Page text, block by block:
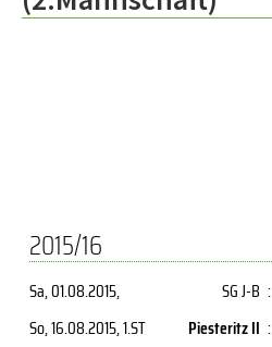
2015/16
Sa, 01.08.2015, SG J-B :
So, 16.08.2015, 1.ST Piesteritz II :